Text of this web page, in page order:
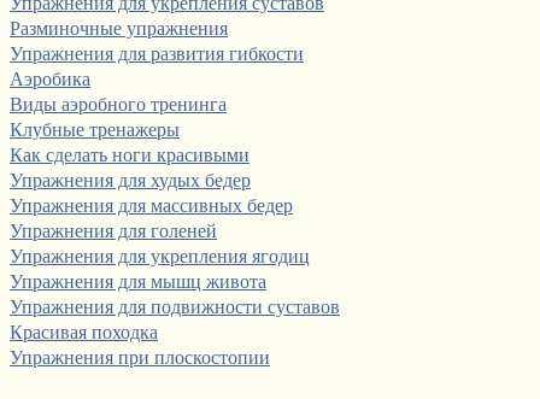
Разминочные упражнения
Упражнения для развития гибкости
Аэробика
Виды аэробного тренинга
Клубные тренажеры
Как сделать ноги красивыми
Упражнения для худых бедер
Упражнения для массивных бедер
Упражнения для голеней
Упражнения для укрепления ягодиц
Упражнения для мышц живота
Упражнения для подвижности суставов
Красивая походка
Упражнения при плоскостопии